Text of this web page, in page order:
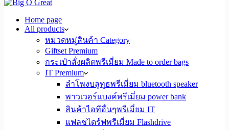
Home page
All products
หมวดหมู่สินค้า Category
Giftset Premium
กระเป๋าสั่งผลิตพรีเมี่ยม Made to order bags
IT Premium
ลำโพงบลูทูธพรีเมี่ยม bluetooth speaker
พาวเวอร์แบงค์พรีเมี่ยม power bank
สินค้าไอทีอื่นๆพรีเมี่ยม IT
แฟลชไดร์ฟพรีเมี่ยม Flashdrive